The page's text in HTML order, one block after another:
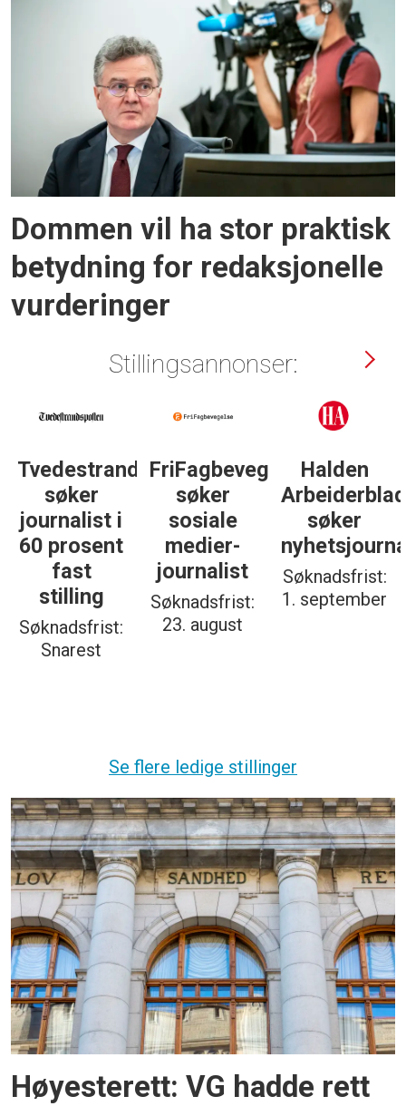
Dommen vil ha stor praktisk
betydning for redaksjonelle
vurderinger
Stillingsannonser:
Tvedestrandsposten
søker
journalist i
60 prosent
fast
stilling
Søknadsfrist:
Snarest
FriFagbevegelse
søker
sosiale
medier-
journalist
Søknadsfrist:
23. august
Halden
Arbeiderblad
søker
Søknadsfrist:
1. september
Se flere ledige stillinger
Høyesterett: VG hadde rett